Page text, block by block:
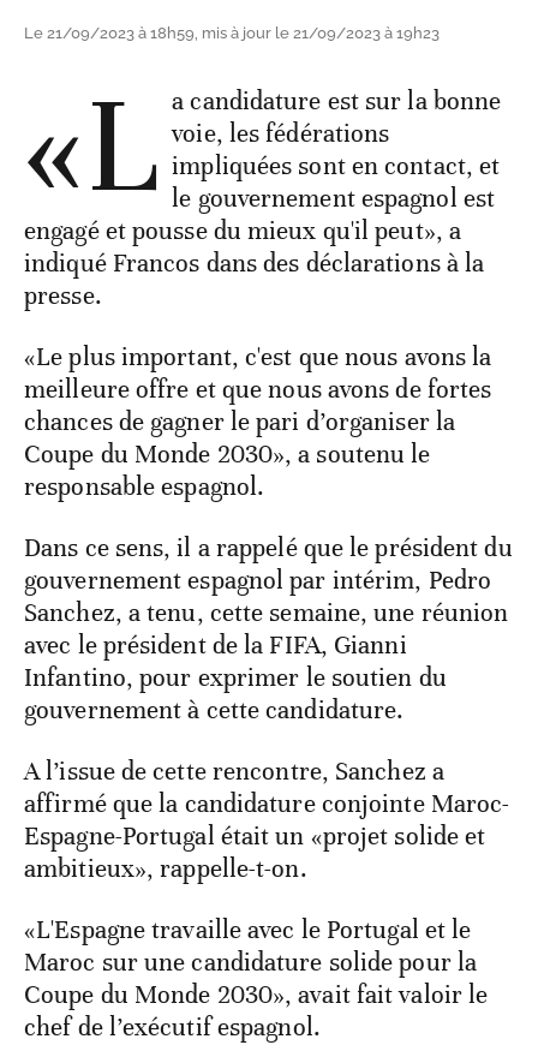
Le 21/09/2023 à 18h59, mis à jour le 21/09/2023 à 19h23
«L a candidature est sur la bonne
voie, les fédérations
impliquées sont en contact, et
le gouvernement espagnol est
engagé et pousse du mieux qu'il peut», a
indiqué Francos dans des déclarations à la
presse.
«Le plus important, c'est que nous avons la
meilleure offre et que nous avons de fortes
chances de gagner le pari d’organiser la
Coupe du Monde 2030», a soutenu le
responsable espagnol.
Dans ce sens, il a rappelé que le président du
gouvernement espagnol par intérim, Pedro
Sanchez, a tenu, cette semaine, une réunion
avec le président de la FIFA, Gianni
Infantino, pour exprimer le soutien du
gouvernement à cette candidature.
A l’issue de cette rencontre, Sanchez a
affirmé que la candidature conjointe Maroc-
Espagne-Portugal était un «projet solide et
ambitieux», rappelle-t-on.
«L'Espagne travaille avec le Portugal et le
Maroc sur une candidature solide pour la
Coupe du Monde 2030», avait fait valoir le
chef de l’exécutif espagnol.